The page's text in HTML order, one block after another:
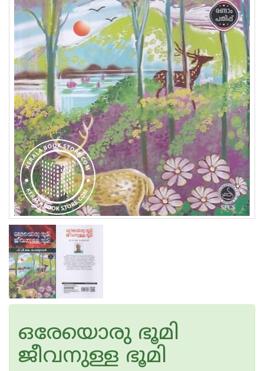
ഒരേയൊരു ഭൂമി
ജീവനുള്ള ഭൂമി